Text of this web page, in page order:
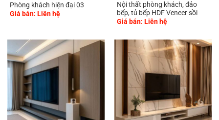
Phòng khách hiện đại 03
Giá bán: Liên hệ
Nội thất phòng khách, đảo
bếp, tủ bếp HDF Veneer sồi
Giá bán: Liên hệ